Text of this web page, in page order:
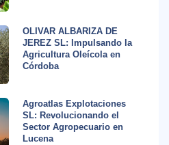
OLIVAR ALBARIZA DE
JEREZ SL: Impulsando la
Agricultura Oleícola en
Córdoba
Agroatlas Explotaciones
SL: Revolucionando el
Sector Agropecuario en
Lucena